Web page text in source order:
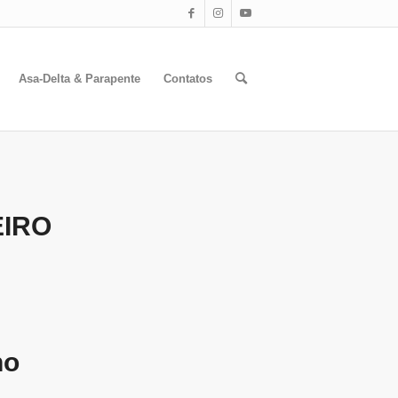
Asa-Delta & Parapente Contatos